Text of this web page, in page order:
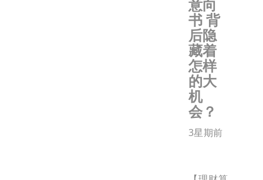
意向
书 背
后隐
藏着
怎样
的大
机
会？
3星期前